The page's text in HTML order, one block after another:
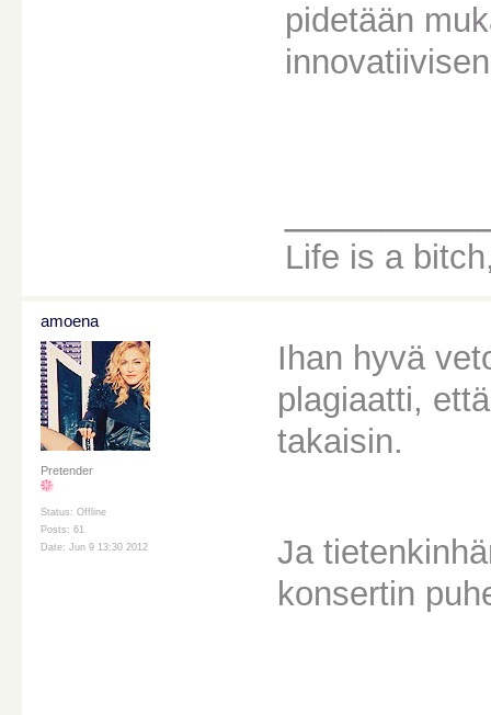
pidetään
Life is a
amoena
Pretender
Status: Offline
Posts: 61
Date: Jun 9 13:30 2012
Ihan hyvä
plagiaatti,
takaisin.
Ja
konsertin